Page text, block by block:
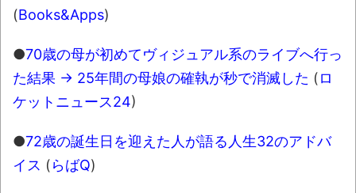
(Books&Apps)
●70歳の母が初めてヴィジュアル系のライブへ行っ
た結果 → 25年間の母娘の確執が秒で消滅した (ロ
ケットニュース24)
●72歳の誕生日を迎えた人が語る人生32のアドバ
イス (らばQ)